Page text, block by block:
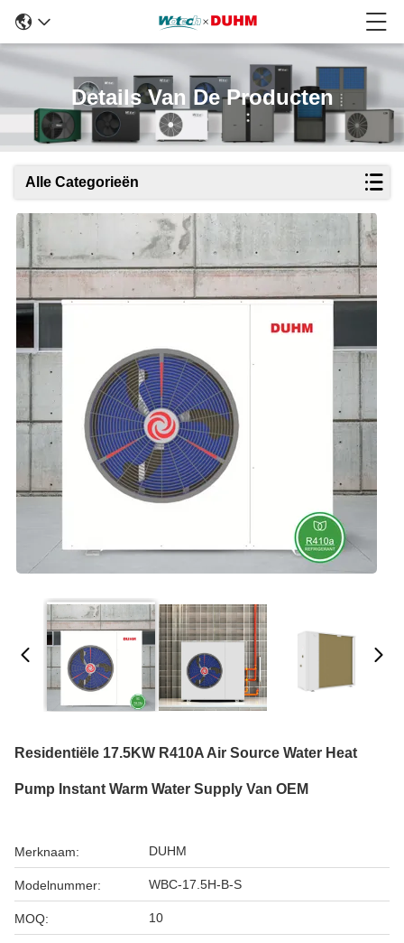
Details Van De Producten
Alle Categorieën
Residentiële 17.5KW R410A Air Source Water Heat
Pump Instant Warm Water Supply Van OEM
Merknaam: DUHM
Modelnummer: WBC-17.5H-B-S
MOQ: 10